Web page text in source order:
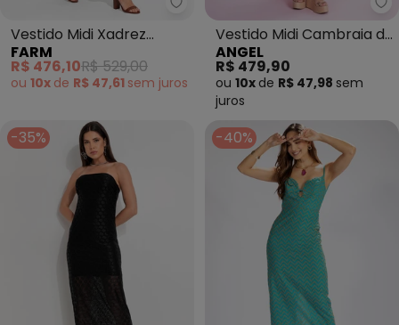
Farm - Vestido Midi Xadrez
Vestido Midi Xadrez
Romântico (Farm)
FARM
R$ 476,10R$ 529,00
ou 10x de R$ 47,61 sem juros
Vestido Midi Cambraia de
Algodão (Azul)
ANGEL
R$ 479,90
ou 10x de R$ 47,98 sem
juros
-35% -40%